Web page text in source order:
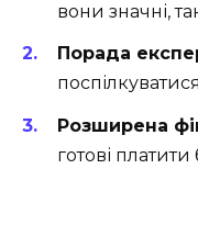
вони значні,
Порада
Розширена
готові